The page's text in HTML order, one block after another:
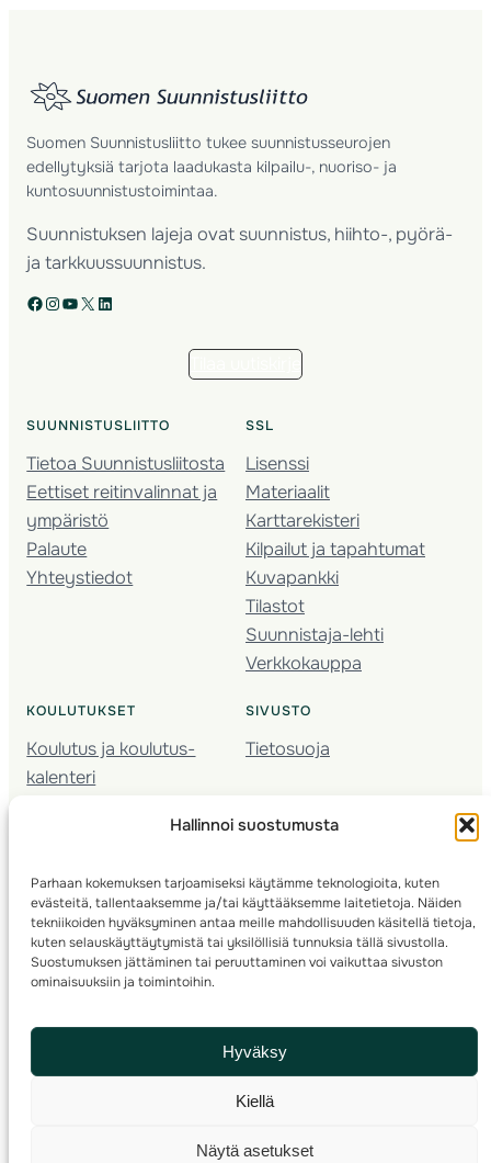
Hallinnoi suostumusta
Parhaan kokemuksen tarjoamiseksi käytämme teknologioita, kuten
evästeitä, tallentaaksemme ja/tai käyttääksemme laitetietoja. Näiden
tekniikoiden hyväksyminen antaa meille mahdollisuuden käsitellä tietoja,
kuten selauskäyttäytymistä tai yksilöllisiä tunnuksia tällä sivustolla.
Suostumuksen jättäminen tai peruuttaminen voi vaikuttaa sivuston
ominaisuuksiin ja toimintoihin.
Hyväksy
Kiellä
Näytä asetukset
Suomen Suunnistusliitto tukee suunnistusseurojen
edellytyksiä tarjota laadukasta kilpailu-, nuoriso- ja
kuntosuunnistustoimintaa.
Suunnistuksen lajeja ovat suunnistus, hiihto-, pyörä-
ja tarkkuussuunnistus.
Facebook Instagram YouTube X LinkedIn
SUUNNISTUSLIITTO
Tietoa Suunnistusliitosta
Eettiset reitinvalinnat ja
ympäristö
Palaute
Yhteystiedot
SSL
Lisenssi
Materiaalit
Karttarekisteri
Kilpailut ja tapahtumat
Kuvapankki
Tilastot
Suunnistaja-lehti
Verkkokauppa
KOULUTUKSET
Koulutus ja koulutus­
kalenteri
Seura­kehittäminen
Kartoitus
Ratamestari
SIVUSTO
Tietosuoja
© 2025 ·Suomen Suunnistusliitto· Valimotie 10, 00380 Helsinki, Finland
info(a)suunnistusliitto.fi,Rastilipun asiat: rastilippu(a)suunnistusliitto.fi
Kilpailut ja kuntorastit – Rastilippu:::Rastilipun ohjeet